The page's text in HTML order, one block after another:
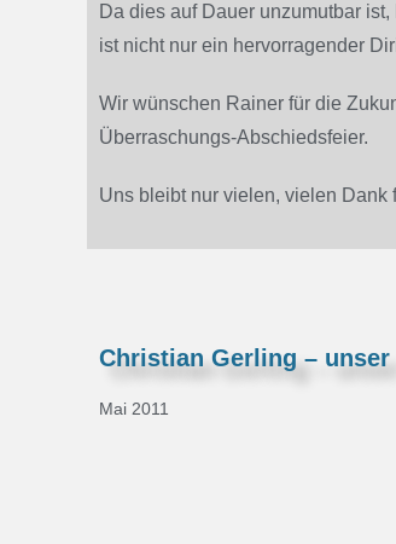
Da dies auf Dauer unzumutbar
ist nicht nur ein hervorragender
Wir wünschen Rainer für die
Überraschungs-Abschiedsfeier.
Uns bleibt nur vielen, vielen Dank
Christian Gerling –
Mai 2011